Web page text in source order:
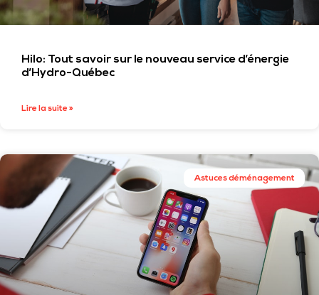
Hilo: Tout savoir sur le nouveau service d’énergie
d’Hydro-Québec
Lire la suite »
Astuces déménagement